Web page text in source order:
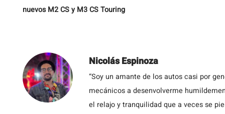
nuevos M2 CS y M3 CS Touring
Nicolás Espinoza
“Soy un amante de los autos casi por
mecánicos a desenvolverme
el relajo y tranquilidad que a veces se